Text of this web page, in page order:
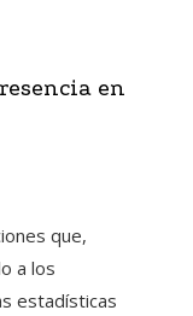
en
que,
a los
estadísticas